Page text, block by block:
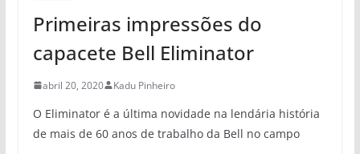
Primeiras impressões do
capacete Bell Eliminator
abril 20, 2020 Kadu Pinheiro
O Eliminator é a última novidade na lendária história
de mais de 60 anos de trabalho da Bell no campo